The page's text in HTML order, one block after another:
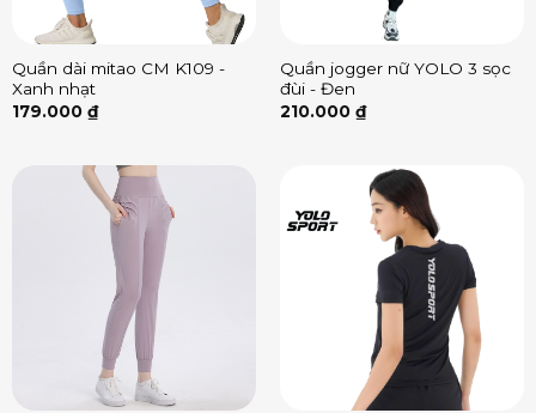
Quần dài mitao CM K109 -
Xanh nhạt
179.000 ₫
Quần jogger nữ YOLO 3 sọc
đùi - Đen
210.000 ₫